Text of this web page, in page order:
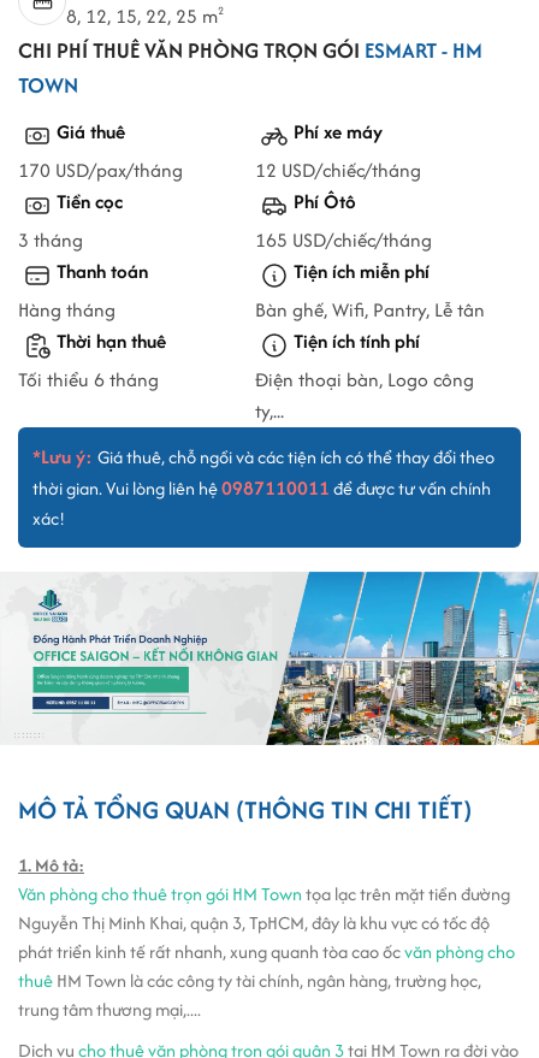
8, 12, 15, 22, 25 m2
CHI PHÍ THUÊ VĂN PHÒNG TRỌN GÓI ESMART - HM
TOWN
Giá thuê
170 USD/pax/tháng
Phí xe máy
12 USD/chiếc/tháng
Tiền cọc
3 tháng
Phí Ôtô
165 USD/chiếc/tháng
Thanh toán
Hàng tháng
Tiện ích miễn phí
Bàn ghế, Wifi, Pantry, Lễ tân
Thời hạn thuê
Tối thiểu 6 tháng
Tiện ích tính phí
Điện thoại bàn, Logo công
ty,...
*Lưu ý: Giá thuê, chỗ ngồi và các tiện ích có thể thay đổi theo
thời gian. Vui lòng liên hệ0987110011để được tư vấn chính
xác!
MÔ TẢ TỔNG QUAN (THÔNG TIN CHI TIẾT)
1. Mô tả:
Văn phòng cho thuê trọn gói HM Towntọa lạc trên mặt tiền đường
Nguyễn Thị Minh Khai, quận 3, TpHCM, đây là khu vực có tốc độ
phát triển kinh tế rất nhanh, xung quanh tòa cao ốcvăn phòng cho
thuêHM Town là các công ty tài chính, ngân hàng, trường học,
trung tâm thương mại,....
Dịch vụcho thuê văn phòng trọn gói quận 3tại HM Town ra đời vào